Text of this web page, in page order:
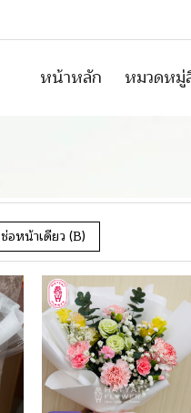
หน้าหลัก หมวดหมู่
ช่อหน้าเดียว (B)